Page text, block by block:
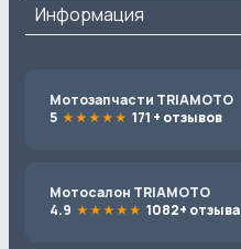
Информация
Мотозапчасти TRIAMOTO
5
171 + отзывов
Мотосалон TRIAMOTO
4.9
1082+ отзыва